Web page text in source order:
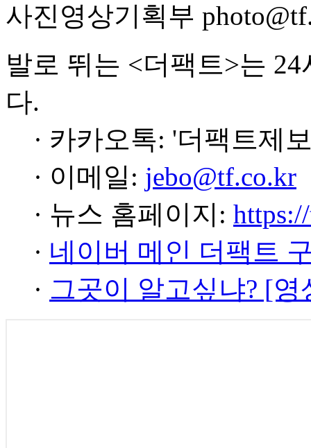
사진영상기획부
발로 뛰는 <더팩트>는
다.
· 카카오톡: '더팩트제
· 이메일: jebo@tf.co.kr
· 뉴스 홈페이지:
· 네이버 메인 더팩트
· 그곳이 알고싶냐? [